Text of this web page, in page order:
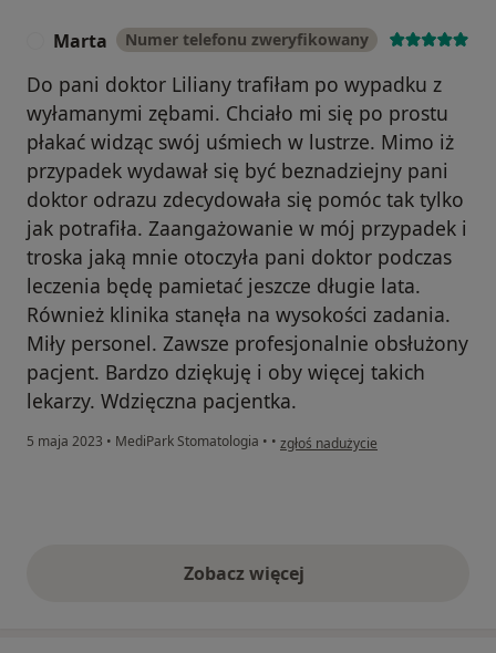
Marta Numer telefonu zweryfikowany
Do pani doktor Liliany trafiłam po wypadku z
wyłamanymi zębami. Chciało mi się po prostu
płakać widząc swój uśmiech w lustrze. Mimo iż
przypadek wydawał się być beznadziejny pani
doktor odrazu zdecydowała się pomóc tak tylko
jak potrafiła. Zaangażowanie w mój przypadek i
troska jaką mnie otoczyła pani doktor podczas
leczenia będę pamietać jeszcze długie lata.
Również klinika stanęła na wysokości zadania.
Miły personel. Zawsze profesjonalnie obsłużony
pacjent. Bardzo dziękuję i oby więcej takich
lekarzy. Wdzięczna pacjentka.
5 maja 2023 • MediPark Stomatologia • • w opinii użytkownika Marta
zgłoś nadużycie
Zobacz więcejopinie powyżej